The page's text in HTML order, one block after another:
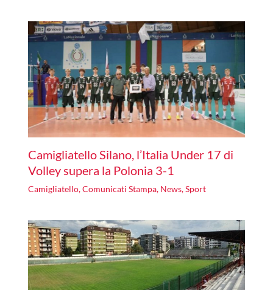
Camigliatello Silano, l’Italia Under 17 di
Volley supera la Polonia 3-1
Camigliatello,Comunicati Stampa, News,Sport